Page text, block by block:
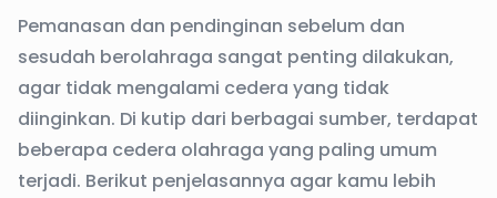
Pemanasan dan pendinginan sebelum dan
sesudah berolahraga sangat penting dilakukan,
agar tidak mengalami cedera yang tidak
diinginkan. Di kutip dari berbagai sumber, terdapat
beberapa cedera olahraga yang paling umum
terjadi. Berikut penjelasannya agar kamu lebih